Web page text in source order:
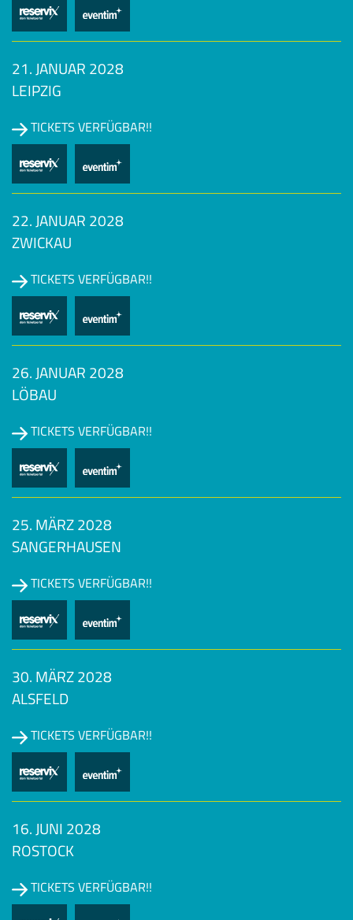
21. JANUAR 2028
LEIPZIG
TICKETS VERFÜGBAR!!
22. JANUAR 2028
ZWICKAU
TICKETS VERFÜGBAR!!
26. JANUAR 2028
LÖBAU
TICKETS VERFÜGBAR!!
25. MÄRZ 2028
SANGERHAUSEN
TICKETS VERFÜGBAR!!
30. MÄRZ 2028
ALSFELD
TICKETS VERFÜGBAR!!
16. JUNI 2028
ROSTOCK
TICKETS VERFÜGBAR!!